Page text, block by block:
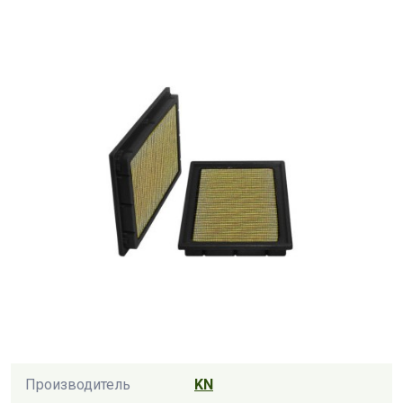
Производитель KN